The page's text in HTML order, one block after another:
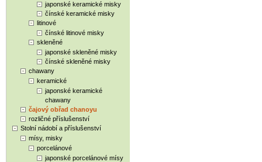
japonské keramické misky
čínské keramické misky
litinové
čínské litinové misky
skleněné
japonské skleněné misky
čínské skleněné misky
chawany
keramické
japonské keramické
chawany
čajový obřad chanoyu
rozličné příslušenství
Stolní nádobí a příslušenství
mísy, misky
porcelánové
japonské porcelánové mísy